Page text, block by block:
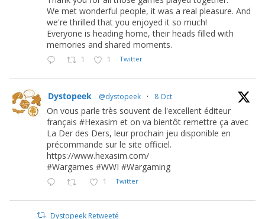
We met wonderful people, it was a real pleasure. And
we're thrilled that you enjoyed it so much!
Everyone is heading home, their heads filled with
memories and shared moments.
1 1 Twitter
Dystopeek @dystopeek · 8 Oct
On vous parle très souvent de l'excellent éditeur
français #Hexasim et on va bientôt remettre ça avec
La Der des Ders, leur prochain jeu disponible en
précommande sur le site officiel.
https://www.hexasim.com/
#Wargames #WWI #Wargaming
1 Twitter
Dystopeek Retweeté